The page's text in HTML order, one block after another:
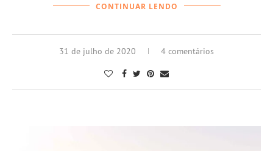
CONTINUAR LENDO
31 de julho de 2020 4 comentários